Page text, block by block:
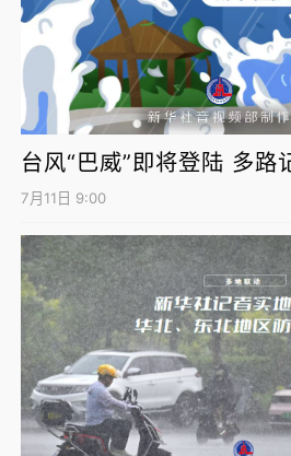
台风“巴威”即将登陆 多路
7月11日 9:00